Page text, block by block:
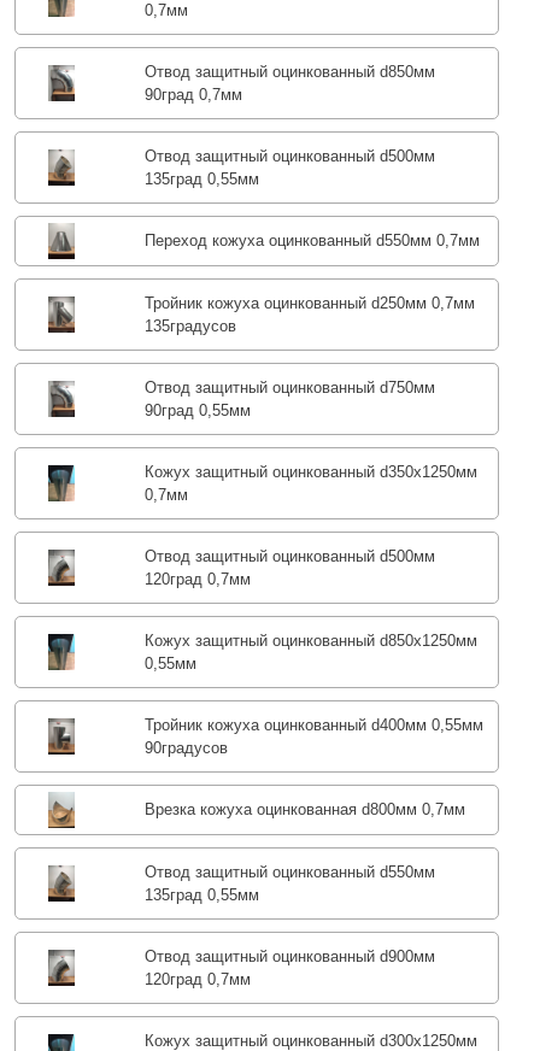
0,7мм
Отвод защитный оцинкованный d850мм
90град 0,7мм
Отвод защитный оцинкованный d500мм
135град 0,55мм
Переход кожуха оцинкованный d550мм 0,7мм
Тройник кожуха оцинкованный d250мм 0,7мм
135градусов
Отвод защитный оцинкованный d750мм
90град 0,55мм
Кожух защитный оцинкованный d350х1250мм
0,7мм
Отвод защитный оцинкованный d500мм
120град 0,7мм
Кожух защитный оцинкованный d850х1250мм
0,55мм
Тройник кожуха оцинкованный d400мм 0,55мм
90градусов
Врезка кожуха оцинкованная d800мм 0,7мм
Отвод защитный оцинкованный d550мм
135град 0,55мм
Отвод защитный оцинкованный d900мм
120град 0,7мм
Кожух защитный оцинкованный d300х1250мм